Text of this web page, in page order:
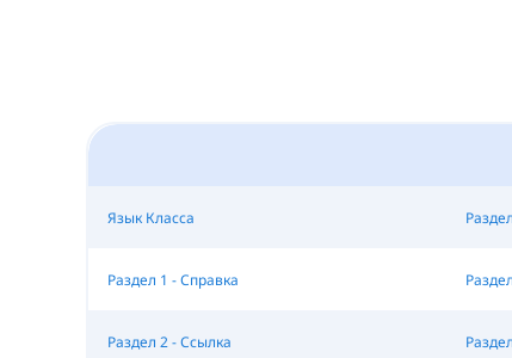
Язык Класса
Раздел 1 - Справка
Раздел 2 - Ссылка